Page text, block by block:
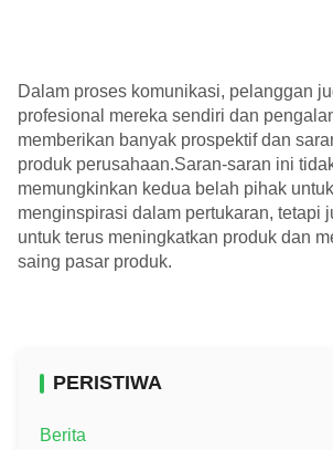
Dalam proses komunikasi, pelanggan
profesional mereka sendiri dan
memberikan banyak prospektif dan
produk perusahaan.Saran-saran ini
memungkinkan kedua belah pihak
menginspirasi dalam pertukaran, tetapi
untuk terus meningkatkan produk dan
saing pasar produk.
PERISTIWA
Berita